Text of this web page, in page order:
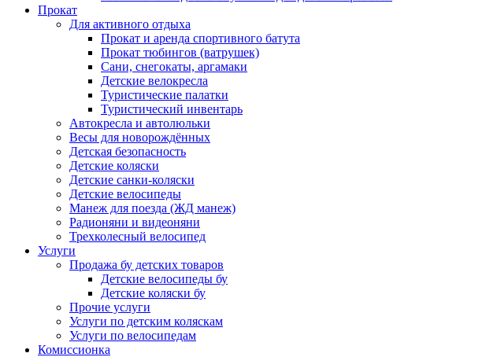
Прокат
Для активного отдыха
Прокат и аренда спортивного батута
Прокат тюбингов (ватрушек)
Сани, снегокаты, аргамаки
Детские велокресла
Туристические палатки
Туристический инвентарь
Автокресла и автолюльки
Весы для новорождённых
Детская безопасность
Детские коляски
Детские санки-коляски
Детские велосипеды
Манеж для поезда (ЖД манеж)
Радионяни и видеоняни
Трехколесный велосипед
Услуги
Продажа бу детских товаров
Детские велосипеды бу
Детские коляски бу
Прочие услуги
Услуги по детским коляскам
Услуги по велосипедам
Комиссионка